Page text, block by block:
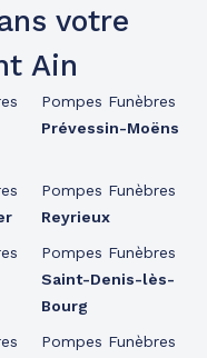
votre
Ain
Pompes Funèbres
Prévessin-Moëns
Pompes Funèbres
Reyrieux
Pompes Funèbres
Saint-Denis-lès-
Bourg
Pompes Funèbres